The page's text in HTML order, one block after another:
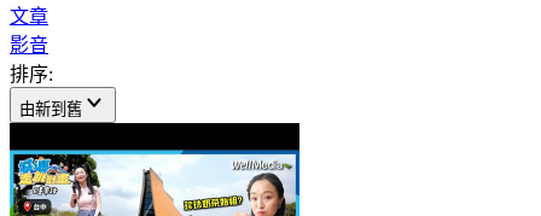
文章
影音
排序:
由新到舊